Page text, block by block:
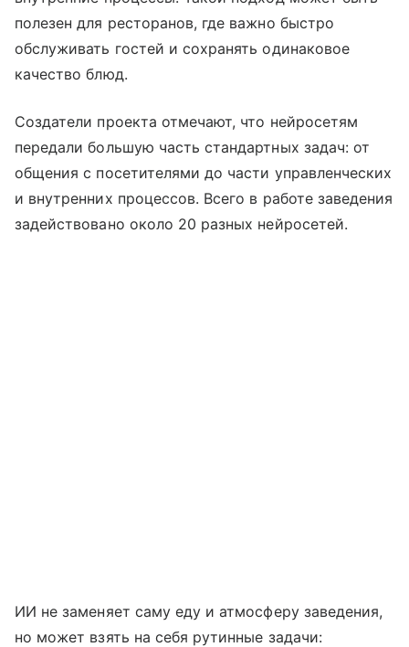
полезен для ресторанов, где важно быстро
обслуживать гостей и сохранять одинаковое
качество блюд.
Создатели проекта отмечают, что нейросетям
передали большую часть стандартных задач: от
общения с посетителями до части управленческих
и внутренних процессов. Всего в работе заведения
задействовано около 20 разных нейросетей.
ИИ не заменяет саму еду и атмосферу заведения,
но может взять на себя рутинные задачи: